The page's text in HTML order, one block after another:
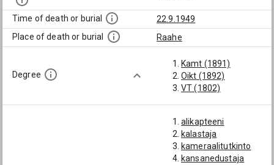
Time of death or burial
22.9.1949
Place of death or burial
Raahe
Degree
Kamt (1891)
Oikt (1892)
VT (1802)
alikapteeni
kalastaja
kameraalitutkinto
kansanedustaja